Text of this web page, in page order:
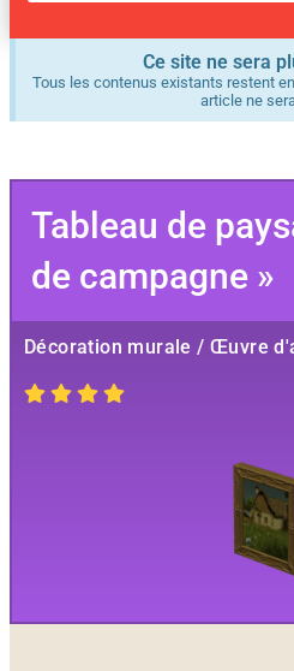
Ce site ne sera
Tous les contenus existants restent
article ne
Tableau de
de campagne »
Décoration murale / Œuvre